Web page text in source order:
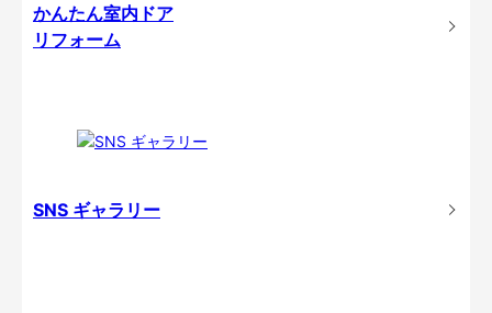
かんたん室内ドア
リフォーム
SNS ギャラリー